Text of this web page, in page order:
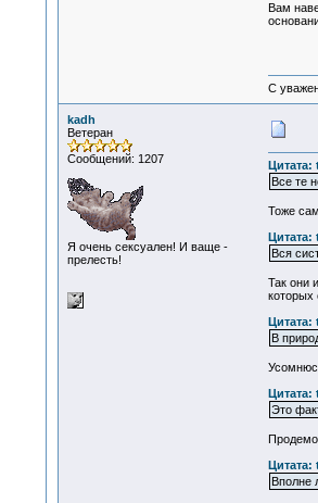
Вам
С
kadh
Ветеран
Сообщений: 1207
Я очень сексуален! И ваще -
прелесть!
Цитата:
Все те
Тоже
Цитата:
Вся
Так они
которых
Цитата:
В
Цитата:
Это
Цитата:
Вполне